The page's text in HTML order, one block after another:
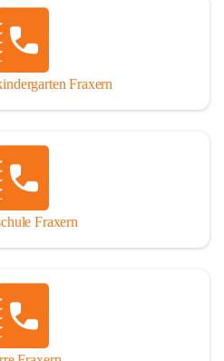
Fraxern
Fraxern